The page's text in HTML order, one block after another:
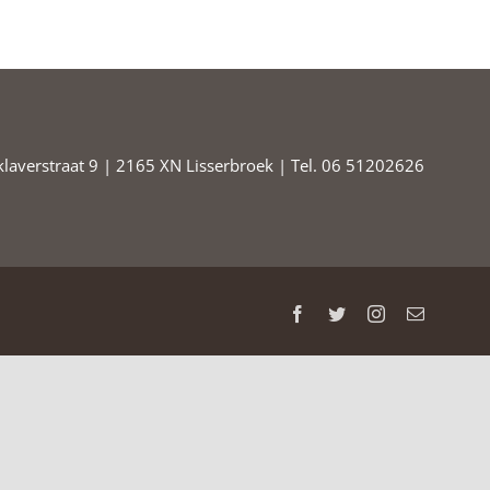
9 | 2165 XN Lisserbroek | Tel. 06 51202626
Facebook
TwitterInstagram
E-